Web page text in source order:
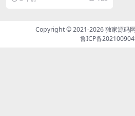
Copyright © 2021-2026独家源码网
鲁ICP备